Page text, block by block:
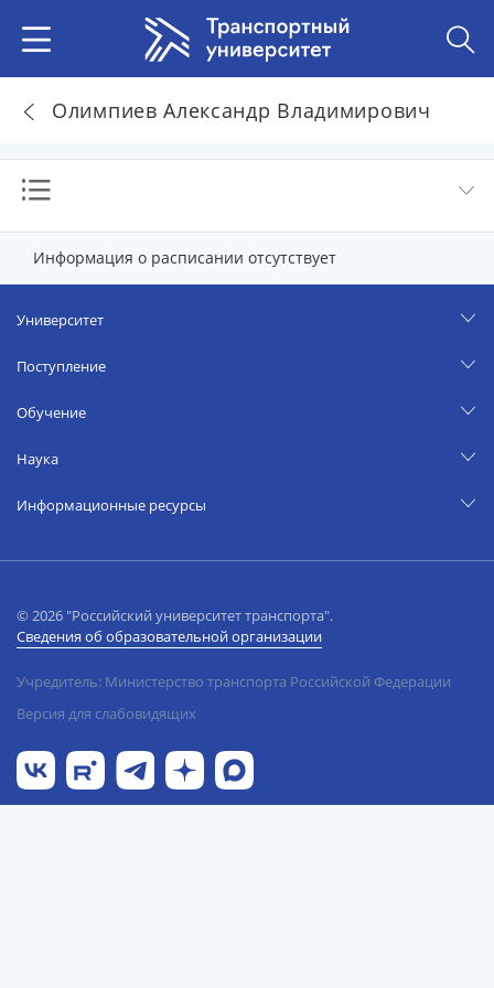
Олимпиев Александр Владимирович
Информация о расписании отсутствует
Университет
Поступление
Обучение
Наука
Информационные ресурсы
© 2026 "Российский университет транспорта".
Сведения об образовательной организации
Учредитель: Министерство транспорта Российской Федерации
Версия для слабовидящих